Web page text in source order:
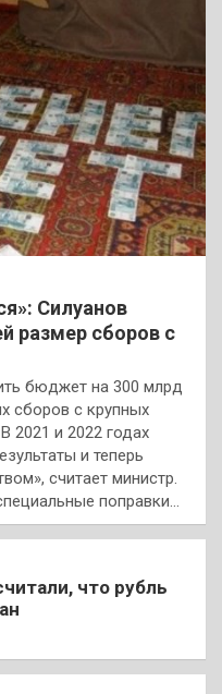
Силуанов
размер сборов с
бюджет на 300 млрд
сборов с крупных
2021 и 2022 годах
и теперь
считает министр.
поправки…
что рубль